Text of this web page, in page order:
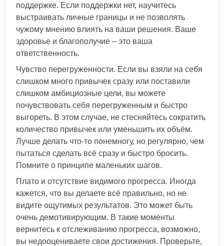
поддержке. Если поддержки нет, научитесь
выстраивать личные границы и не позволять
чужому мнению влиять на ваши решения. Ваше
здоровье и благополучие – это ваша
ответственность.
Чувство перегруженности. Если вы взяли на себя
слишком много привычек сразу или поставили
слишком амбициозные цели, вы можете
почувствовать себя перегруженным и быстро
выгореть. В этом случае, не стесняйтесь сократить
количество привычек или уменьшить их объём.
Лучше делать что-то понемногу, но регулярно, чем
пытаться сделать всё сразу и быстро бросить.
Помните о принципе маленьких шагов.
Плато и отсутствие видимого прогресса. Иногда
кажется, что вы делаете всё правильно, но не
видите ощутимых результатов. Это может быть
очень демотивирующим. В такие моменты
вернитесь к отслеживанию прогресса, возможно,
вы недооцениваете свои достижения. Проверьте,